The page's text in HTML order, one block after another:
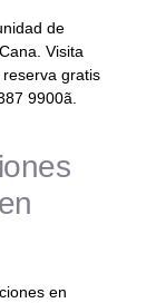
de
Visita
gratis
9900ã.
en